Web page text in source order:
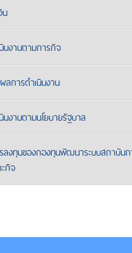
น
นงานตามภารกิจ
ลการดำเนินงาน
นงานตามนโยบายรัฐบาล
ลงทุนของกองทุนพัฒนาระบบสถาบัน
กิจ